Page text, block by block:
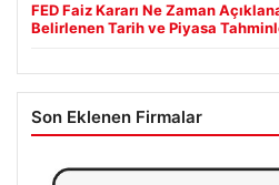
FED Faiz Kararı Ne Zaman
Belirlenen Tarih ve Piyasa
Son Eklenen Firmalar